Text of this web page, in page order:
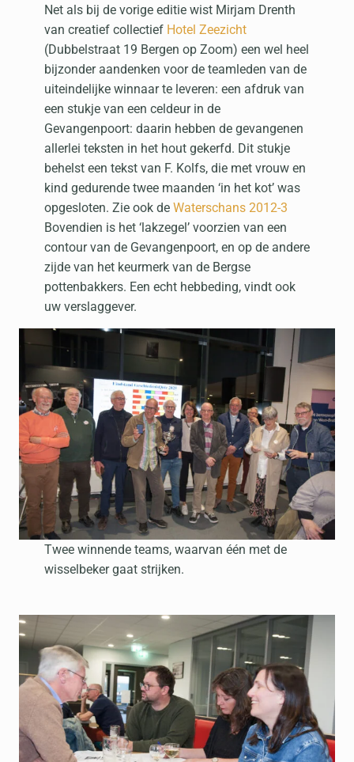
Net als bij de vorige editie wist Mirjam Drenth
van creatief collectief Hotel Zeezicht
(Dubbelstraat 19 Bergen op Zoom) een wel heel
bijzonder aandenken voor de teamleden van de
uiteindelijke winnaar te leveren: een afdruk van
een stukje van een celdeur in de
Gevangenpoort: daarin hebben de gevangenen
allerlei teksten in het hout gekerfd. Dit stukje
behelst een tekst van F. Kolfs, die met vrouw en
kind gedurende twee maanden ‘in het kot’ was
opgesloten. Zie ook de Waterschans 2012-3
Bovendien is het ‘lakzegel’ voorzien van een
contour van de Gevangenpoort, en op de andere
zijde van het keurmerk van de Bergse
pottenbakkers. Een echt hebbeding, vindt ook
uw verslaggever.
Twee winnende teams, waarvan één met de
wisselbeker gaat strijken.